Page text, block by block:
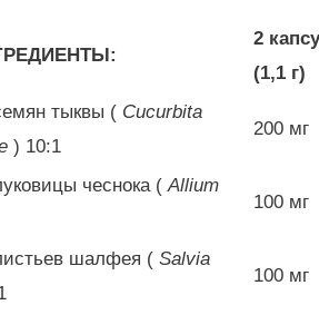
2
(1,1 г)
тыквы ( Cucurbita
) 10:1
200 мг
чеснока (Allium
100 мг
шалфея (Salvia
100 мг